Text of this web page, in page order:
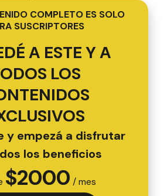
COMPLETO ES SOLO
SUSCRIPTORES
A ESTE Y A
LOS
y empezá a disfrutar
los beneficios
$2000 / mes